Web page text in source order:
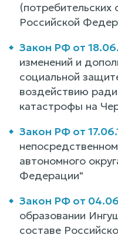
Российской
Закон РФ от
изменений и
социальной
воздействию
катастрофы на
Закон РФ от
автономного
Федерации"
Закон РФ от
образовании
составе